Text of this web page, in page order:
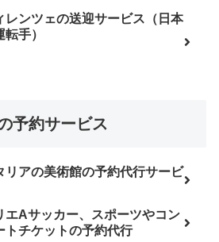
レンツェの送迎サービス（日本
転手）
予約サービス
リアの美術館の予約代行サービ
エAサッカー、スポーツやコン
トチケットの予約代行